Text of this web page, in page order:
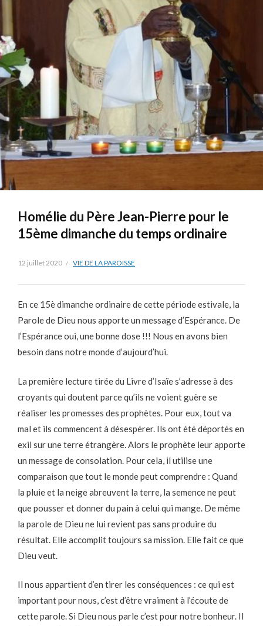
Homélie du Père Jean-Pierre pour le
15ème dimanche du temps ordinaire
12 juillet 2020 VIE DE LA PAROISSE
En ce 15è dimanche ordinaire de cette période estivale, la
Parole de Dieu nous apporte un message d’Espérance. De
l’Espérance oui, une bonne dose !!! Nous en avons bien
besoin dans notre monde d’aujourd’hui.
La première lecture tirée du Livre d’Isaïe s’adresse à des
croyants qui doutent parce qu’ils ne voient guère se
réaliser les promesses des prophètes. Pour eux, tout va
mal et ils commencent à désespérer. Ils ont été déportés en
exil sur une terre étrangère. Alors le prophète leur apporte
un message de consolation. Pour cela, il utilise une
comparaison que tout le monde peut comprendre : Quand
la pluie et la neige abreuvent la terre, la semence ne peut
que pousser et donner du pain à celui qui mange. De même
la parole de Dieu ne lui revient pas sans produire du
résultat. Elle accomplit toujours sa mission. Elle fait ce que
Dieu veut.
Il nous appartient d’en tirer les conséquences : ce qui est
important pour nous, c’est d’être vraiment à l’écoute de
cette parole. Si Dieu nous parle c’est pour notre bonheur. Il